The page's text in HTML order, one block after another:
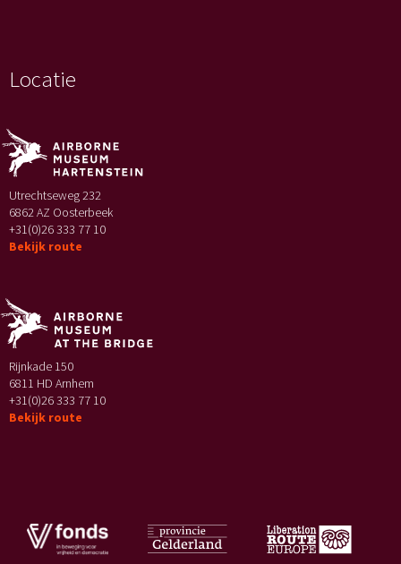
Locatie
Utrechtseweg 232
6862 AZ Oosterbeek
+31(0)26 333 77 10
Bekijk route
Rijnkade 150
6811 HD Arnhem
+31(0)26 333 77 10
Bekijk route